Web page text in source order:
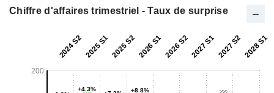
Chiffre d'affaires trimestriel - Taux de surprise